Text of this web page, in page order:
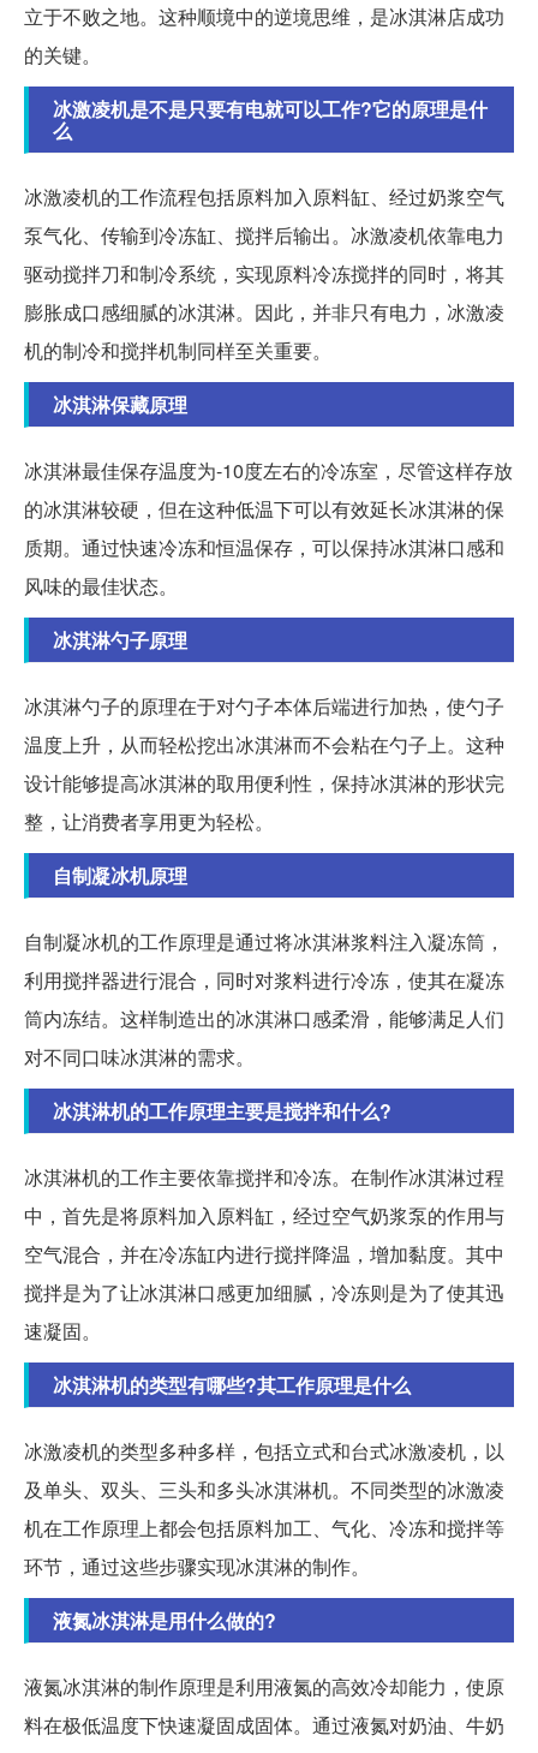
立于不败之地。这种顺境中的逆境思维，是冰淇淋店成功
的关键。
冰激凌机是不是只要有电就可以工作?它的原理是什
么
冰激凌机的工作流程包括原料加入原料缸、经过奶浆空气
泵气化、传输到冷冻缸、搅拌后输出。冰激凌机依靠电力
驱动搅拌刀和制冷系统，实现原料冷冻搅拌的同时，将其
膨胀成口感细腻的冰淇淋。因此，并非只有电力，冰激凌
机的制冷和搅拌机制同样至关重要。
冰淇淋保藏原理
冰淇淋最佳保存温度为-10度左右的冷冻室，尽管这样存放
的冰淇淋较硬，但在这种低温下可以有效延长冰淇淋的保
质期。通过快速冷冻和恒温保存，可以保持冰淇淋口感和
风味的最佳状态。
冰淇淋勺子原理
冰淇淋勺子的原理在于对勺子本体后端进行加热，使勺子
温度上升，从而轻松挖出冰淇淋而不会粘在勺子上。这种
设计能够提高冰淇淋的取用便利性，保持冰淇淋的形状完
整，让消费者享用更为轻松。
自制凝冰机原理
自制凝冰机的工作原理是通过将冰淇淋浆料注入凝冻筒，
利用搅拌器进行混合，同时对浆料进行冷冻，使其在凝冻
筒内冻结。这样制造出的冰淇淋口感柔滑，能够满足人们
对不同口味冰淇淋的需求。
冰淇淋机的工作原理主要是搅拌和什么?
冰淇淋机的工作主要依靠搅拌和冷冻。在制作冰淇淋过程
中，首先是将原料加入原料缸，经过空气奶浆泵的作用与
空气混合，并在冷冻缸内进行搅拌降温，增加黏度。其中
搅拌是为了让冰淇淋口感更加细腻，冷冻则是为了使其迅
速凝固。
冰淇淋机的类型有哪些?其工作原理是什么
冰激凌机的类型多种多样，包括立式和台式冰激凌机，以
及单头、双头、三头和多头冰淇淋机。不同类型的冰激凌
机在工作原理上都会包括原料加工、气化、冷冻和搅拌等
环节，通过这些步骤实现冰淇淋的制作。
液氮冰淇淋是用什么做的?
液氮冰淇淋的制作原理是利用液氮的高效冷却能力，使原
料在极低温度下快速凝固成固体。通过液氮对奶油、牛奶